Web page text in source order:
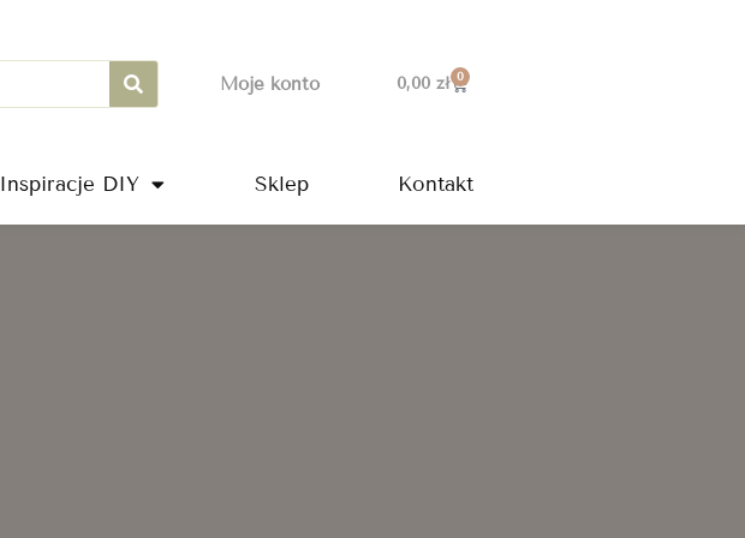
Moje konto 0,00zł 0
Wózek
Inspiracje DIY Sklep Kontakt